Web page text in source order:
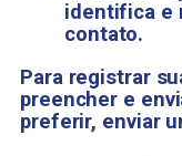
identifica e
contato.
Para registrar
preencher e
preferir, enviar